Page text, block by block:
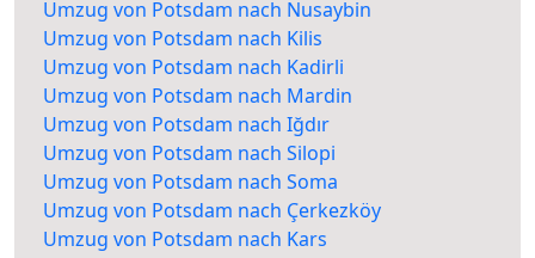
Umzug von Potsdam nach Nusaybin
Umzug von Potsdam nach Kilis
Umzug von Potsdam nach Kadirli
Umzug von Potsdam nach Mardin
Umzug von Potsdam nach Iğdır
Umzug von Potsdam nach Silopi
Umzug von Potsdam nach Soma
Umzug von Potsdam nach Çerkezköy
Umzug von Potsdam nach Kars